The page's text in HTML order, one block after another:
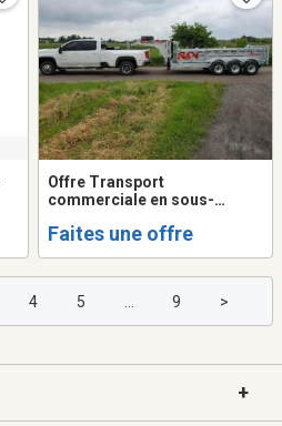
Offre Transport
commerciale en sous-
Faites une offre
4 5 9 >
+